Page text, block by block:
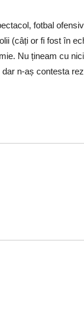
fotbal
(câți or fi fost în
Nu țineam cu
n-aș contesta